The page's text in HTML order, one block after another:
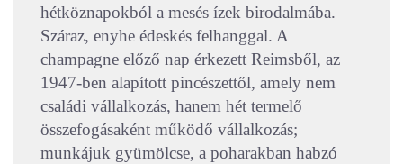
hétköznapokból a mesés ízek birodalmába.
Száraz, enyhe édeskés felhanggal. A
champagne előző nap érkezett Reimsből, az
1947-ben alapított pincészettől, amely nem
családi vállalkozás, hanem hét termelő
összefogásaként működő vállalkozás;
munkájuk gyümölcse, a poharakban habzó